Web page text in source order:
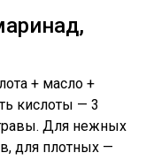
+ масло +
кислоты — 3
Для нежных
для плотных —